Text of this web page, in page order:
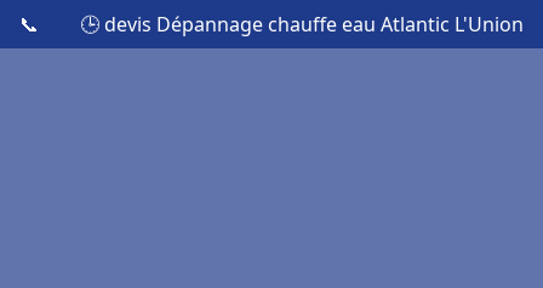
📞 🕒 devis Dépannage chauffe eau Atlantic L'Union